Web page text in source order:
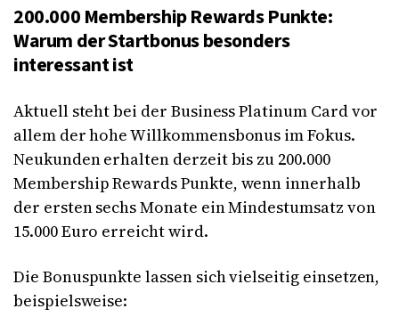
200.000 Membership Rewards Punkte:
Warum der Startbonus besonders
interessant ist
Aktuell steht bei der Business Platinum Card vor
allem der hohe Willkommensbonus im Fokus.
Neukunden erhalten derzeit bis zu 200.000
Membership Rewards Punkte, wenn innerhalb
der ersten sechs Monate ein Mindestumsatz von
15.000 Euro erreicht wird.
Die Bonuspunkte lassen sich vielseitig einsetzen,
beispielsweise: